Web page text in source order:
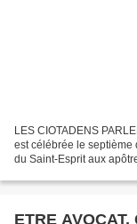
LES CIOTADENS
est célébrée le septième
du Saint-Esprit aux
ETRE